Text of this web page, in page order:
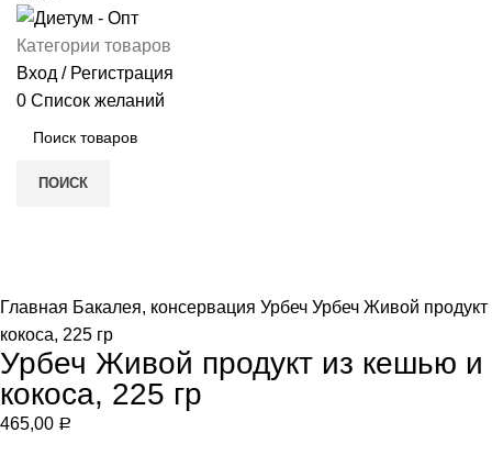
Категории товаров
Вход / Регистрация
0 Список желаний
ПОИСК
Главная Бакалея, консервация Урбеч Урбеч Живой
кокоса, 225 гр
Урбеч Живой продукт из кешью и
кокоса, 225 гр
465,00 Р